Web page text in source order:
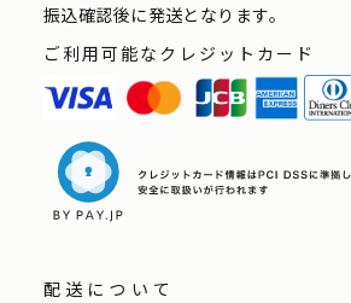
振込確認後に発送となります。
ご利用可能なクレジットカード
配送について